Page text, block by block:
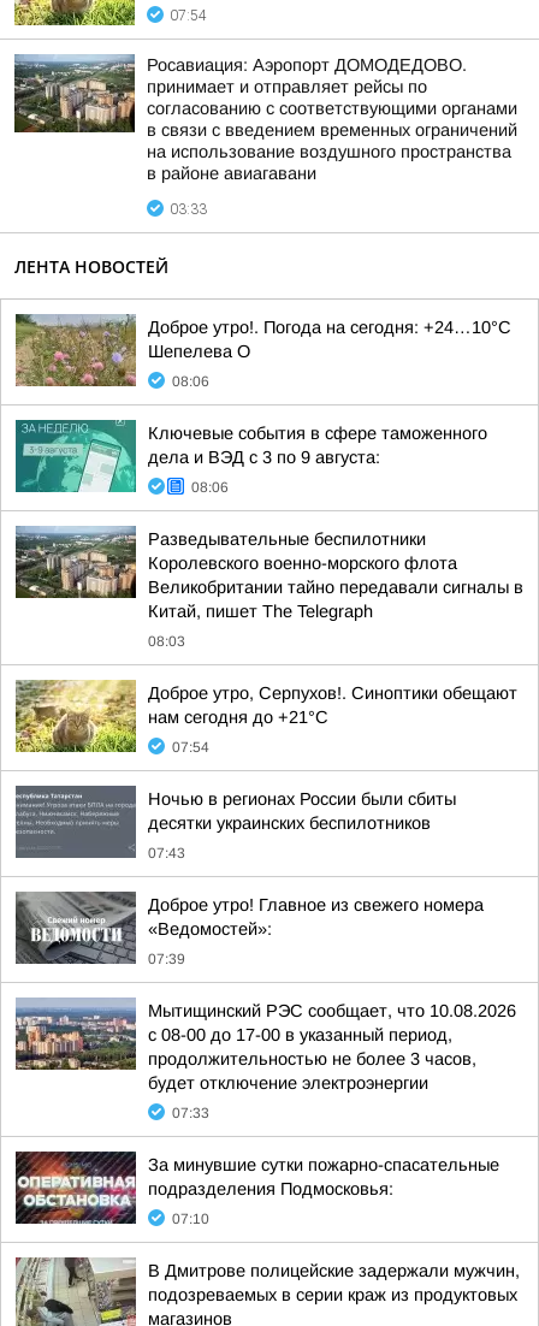
07:54
Росавиация: Аэропорт ДОМОДЕДОВО.
принимает и отправляет рейсы по
согласованию с соответствующими органами
в связи с введением временных ограничений
на использование воздушного пространства
в районе авиагавани
03:33
ЛЕНТА НОВОСТЕЙ
Доброе утро!. Погода на сегодня: +24…10°С
Шепелева О
08:06
Ключевые события в сфере таможенного
дела и ВЭД с 3 по 9 августа:
08:06
Разведывательные беспилотники
Королевского военно-морского флота
Великобритании тайно передавали сигналы в
Китай, пишет The Telegraph
08:03
Доброе утро, Серпухов!. Синоптики обещают
нам сегодня до +21°C
07:54
Ночью в регионах России были сбиты
десятки украинских беспилотников
07:43
Доброе утро! Главное из свежего номера
«Ведомостей»:
07:39
Мытищинский РЭС сообщает, что 10.08.2026
с 08-00 до 17-00 в указанный период,
продолжительностью не более 3 часов,
будет отключение электроэнергии
07:33
За минувшие сутки пожарно-спасательные
подразделения Подмосковья:
07:10
В Дмитрове полицейские задержали мужчин,
подозреваемых в серии краж из продуктовых
магазинов